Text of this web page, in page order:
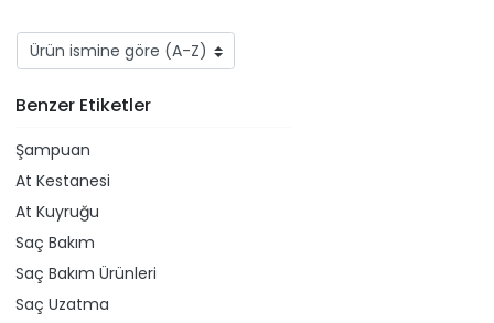
Benzer Etiketler
Şampuan
At Kestanesi
At Kuyruğu
Saç Bakım
Saç Bakım Ürünleri
Saç Uzatma